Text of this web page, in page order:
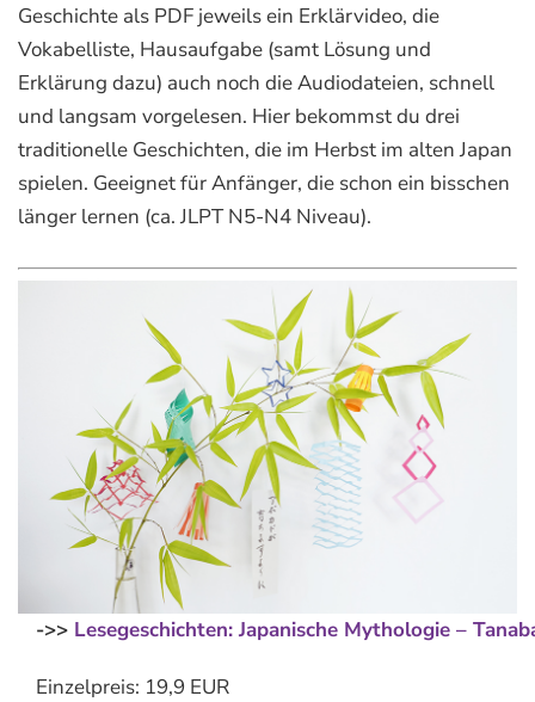
Geschichte als PDF jeweils ein Erklärvideo, die
Vokabelliste, Hausaufgabe (samt Lösung und
Erklärung dazu) auch noch die Audiodateien, schnell
und langsam vorgelesen. Hier bekommst du drei
traditionelle Geschichten, die im Herbst im alten Japan
spielen. Geeignet für Anfänger, die schon ein bisschen
länger lernen (ca. JLPT N5-N4 Niveau).
->> Lesegeschichten: Japanische Mythologie –
Einzelpreis: 19,9 EUR